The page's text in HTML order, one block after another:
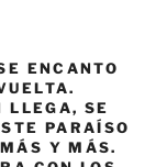
ENCANTO
LLEGA, SE
PARAÍSO
Y MÁS.